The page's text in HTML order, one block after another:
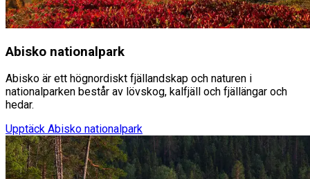
Abisko nationalpark
Abisko är ett högnordiskt fjällandskap och naturen i
nationalparken består av lövskog, kalfjäll och fjällängar och
hedar.
Upptäck Abisko nationalpark